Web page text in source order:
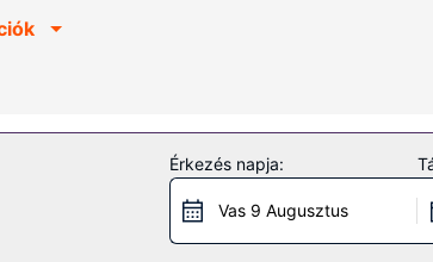
kábelcsatornák kínálata mind a vendégek
és létesítmények közé tartozik ingyenes
hely és bankett-terem.
a helyi étterem kínálatát, amiben ebéd vagy
Érkezés napja:
Vas 9 Augusztus